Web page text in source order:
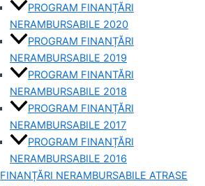
PROGRAM FINANȚĂRI
NERAMBURSABILE 2020
PROGRAM FINANȚĂRI
NERAMBURSABILE 2019
PROGRAM FINANTĂRI
NERAMBURSABILE 2018
PROGRAM FINANȚĂRI
NERAMBURSABILE 2017
PROGRAM FINANȚĂRI
NERAMBURSABILE 2016
FINANȚĂRI NERAMBURSABILE ATRASE